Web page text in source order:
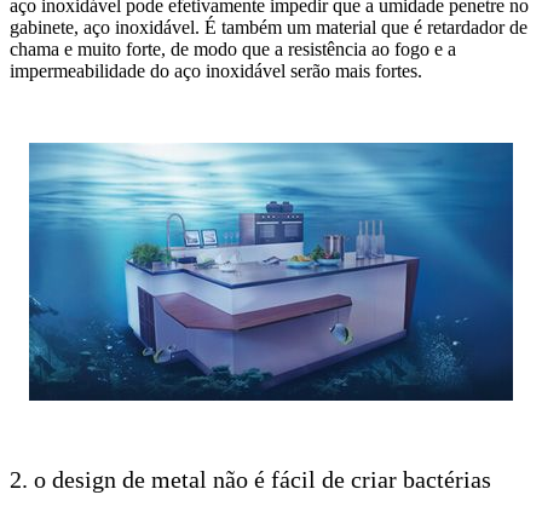
aço inoxidável pode efetivamente impedir que a umidade penetre no
gabinete, aço inoxidável. É também um material que é retardador de
chama e muito forte, de modo que a resistência ao fogo e a
impermeabilidade do aço inoxidável serão mais fortes.
2. o design de metal não é fácil de criar bactérias